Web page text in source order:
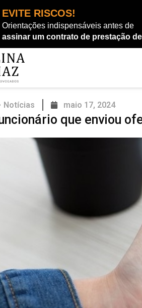
EVITE RISCOS!
Orientações indispensáveis antes de
assinar um contrato de prestação
Notícias maio 17, 2024
que enviou